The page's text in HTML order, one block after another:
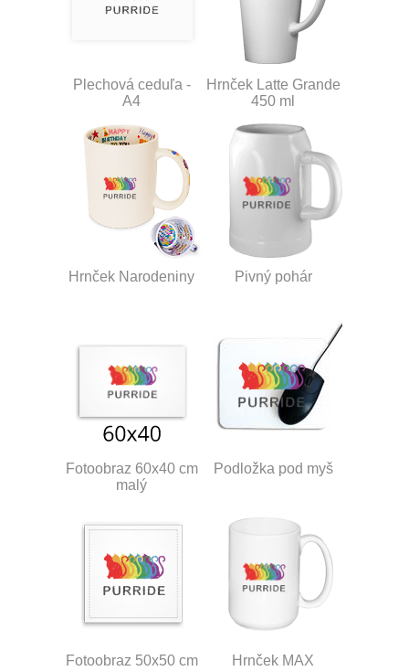
Plechová ceduľa -
A4
Hrnček Latte Grande
450 ml
Hrnček Narodeniny Pivný pohár
Fotoobraz 60x40 cm
malý
Podložka pod myš
Fotoobraz 50x50 cm Hrnček MAX